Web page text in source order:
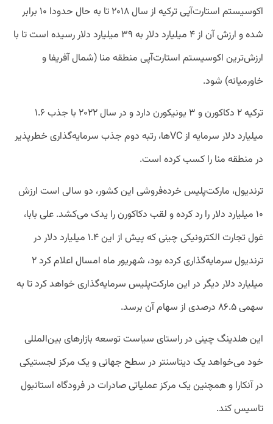
اکوسیستم استارت‌آپی ترکیه از سال ۲۰۱۸ تا به حال حدودا ۱۰ برابر
شده و ارزش آن از ۴ میلیارد دلار به ۳۹ میلیارد دلار رسیده است تا با
ارزش‌ترین اکوسیستم استارت‌آپی منطقه منا (شمال آفریفا و
خاورمیانه) شود.
ترکیه ۲ دکاکورن و ۳ یونیکورن دارد و در سال ۲۰۲۲ با جذب ۱.۶
میلیارد دلار سرمایه از VCها، رتبه دوم جذب سرمایه‌گذاری خطرپذیر
در منطقه منا را کسب کرده است.
ترندیول، مارکت‌پلیس خرده‌فروشی این کشور، دو سالی است ارزش
۱۰ میلیارد دلار را رد کرده و لقب دکاکورن را یدک می‌کشد. علی بابا،
غول تجارت الکترونیکی چینی که پیش از این ۱.۴ میلیارد دلار در
ترندیول سرمایه‌گذاری کرده بود، شهریور ماه امسال اعلام کرد ۲
میلیارد دلار دیگر در این مارکت‌پلیس سرمایه‌گذاری خواهد کرد تا به
سهمی ۸۶.۵ درصدی از سهام آن برسد.
این هلدینگ چینی در راستای سیاست توسعه بازارهای بین‌المللی
خود می‌خواهد یک دیتاسنتر در سطح جهانی و یک مرکز لجستیکی
در آنکارا و همچنین یک مرکز عملیاتی صادرات در فرودگاه استانبول
تاسیس کند.